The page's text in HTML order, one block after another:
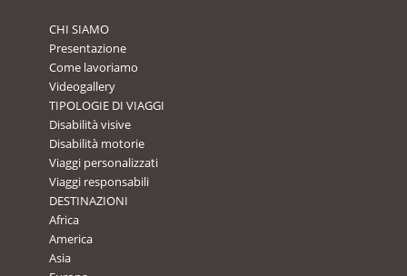
CHI SIAMO
Presentazione
Come lavoriamo
Videogallery
TIPOLOGIE DI VIAGGI
Disabilità visive
Disabilità motorie
Viaggi personalizzati
Viaggi responsabili
DESTINAZIONI
Africa
America
Asia